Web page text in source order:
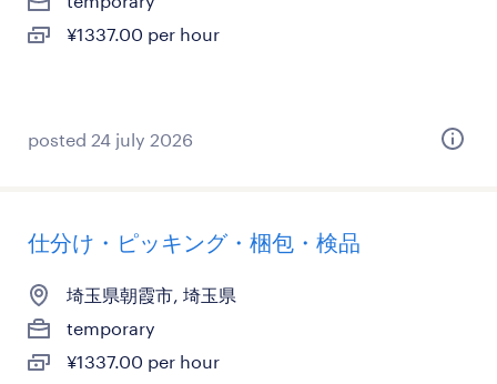
¥1337.00 per hour
posted 24 july 2026
仕分け・ピッキング・梱包・検品
埼玉県朝霞市, 埼玉県
temporary
¥1337.00 per hour